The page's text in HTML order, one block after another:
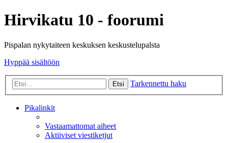
Hirvikatu 10 - foorumi
Pispalan nykytaiteen keskuksen keskustelupalsta
Hyppää sisältöön
Etsi Tarkennettu haku
Pikalinkit
Vastaamattomat aiheet
Aktiiviset viestiketjut